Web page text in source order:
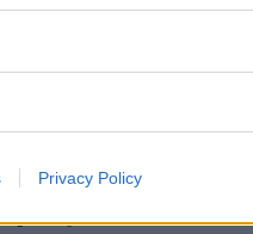
Privacy Policy
Υγείας
παρά